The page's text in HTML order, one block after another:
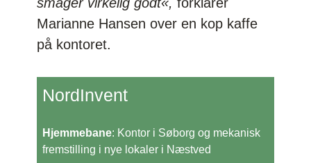
Marianne Hansen over en kop kaffe
på kontoret.
NordInvent
Hjemmebane: Kontor i Søborg og mekanisk
fremstilling i nye lokaler i Næstved